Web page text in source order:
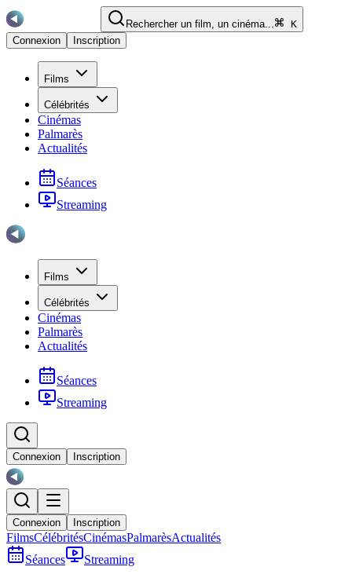
Rechercher un film, un cinéma...
K
Connexion
Inscription
Films
Célébrités
Cinémas
Palmarès
Actualités
Séances
Streaming
Films
Célébrités
Cinémas
Palmarès
Actualités
Séances
Streaming
Connexion Inscription
Connexion Inscription
FilmsCélébritésCinémasPalmarèsActualités
Séances
Streaming